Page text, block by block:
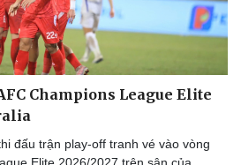
Sành điệu
Trải nghiệm
Champions League Elite
đấu trận play-off tranh vé vào vòng
Elite 2026/2027 trên sân của